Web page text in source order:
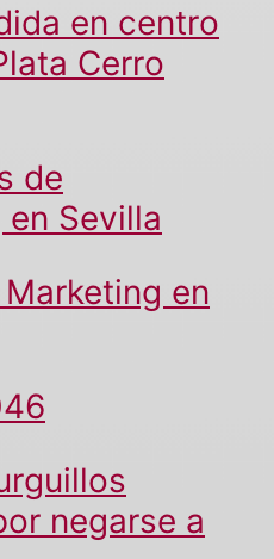
en centro
Cerro
en
negarse a